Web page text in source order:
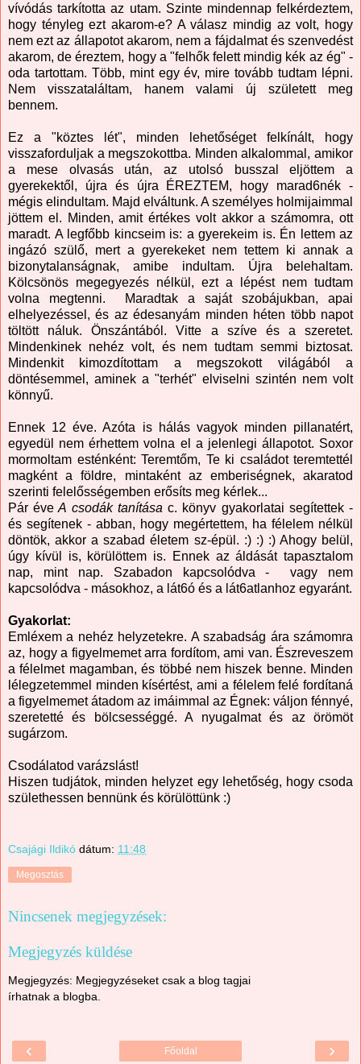
vívódás tarkította az utam. Szinte mindennap felkérdeztem,
hogy tényleg ezt akarom-e? A válasz mindig az volt, hogy
nem ezt az állapotot akarom, nem a fájdalmat és szenvedést
akarom, de éreztem, hogy a "felhők felett mindig kék az ég" -
oda tartottam. Több, mint egy év, mire tovább tudtam lépni.
Nem visszataláltam, hanem valami új született meg
bennem.
Ez a "köztes lét", minden lehetőséget felkínált, hogy
visszaforduljak a megszokottba. Minden alkalommal, amikor
a mese olvasás után, az utolsó busszal eljöttem a
gyerekektől, újra és újra ÉREZTEM, hogy marad6nék -
mégis elindultam. Majd elváltunk. A személyes holmijaimmal
jöttem el. Minden, amit értékes volt akkor a számomra, ott
maradt. A legfőbb kincseim is: a gyerekeim is. Én lettem az
ingázó szülő, mert a gyerekeket nem tettem ki annak a
bizonytalanságnak, amibe indultam. Újra belehaltam.
Kölcsönös megegyezés nélkül, ezt a lépést nem tudtam
volna megtenni. Maradtak a saját szobájukban, apai
elhelyezéssel, és az édesanyám minden héten több napot
töltött náluk. Önszántából. Vitte a szíve és a szeretet.
Mindenkinek nehéz volt, és nem tudtam semmi biztosat.
Mindenkit kimozdítottam a megszokott világából a
döntésemmel, aminek a "terhét" elviselni szintén nem volt
könnyű.
Ennek 12 éve. Azóta is hálás vagyok minden pillanatért,
egyedül nem érhettem volna el a jelenlegi állapotot. Soxor
mormoltam esténként: Teremtőm, Te ki családot teremtettél
magként a földre, mintaként az emberiségnek, akaratod
szerinti felelősségemben erősíts meg kérlek...
Pár éve A csodák tanítása c. könyv gyakorlatai segítettek -
és segítenek - abban, hogy megértettem, ha félelem nélkül
döntök, akkor a szabad életem sz-épül. :) :) :) Ahogy belül,
úgy kívül is, körülöttem is. Ennek az áldását tapasztalom
nap, mint nap. Szabadon kapcsolódva - vagy nem
kapcsolódva - másokhoz, a lát6ó és a lát6atlanhoz egyaránt.
Gyakorlat:
Emléxem a nehéz helyzetekre. A szabadság ára számomra
az, hogy a figyelmemet arra fordítom, ami van. Észreveszem
a félelmet magamban, és többé nem hiszek benne. Minden
lélegzetemmel minden kísértést, ami a félelem felé fordítaná
a figyelmemet átadom az imáimmal az Égnek: váljon fénnyé,
szeretetté és bölcsességgé. A nyugalmat és az örömöt
sugárzom.
Csodálatod varázslást!
Hiszen tudjátok, minden helyzet egy lehetőség, hogy csoda
születhessen bennünk és körülöttünk :)
Csajági Ildikó dátum: 11:48
Megosztás
Nincsenek megjegyzések:
Megjegyzés küldése
Megjegyzés: Megjegyzéseket csak a blog tagjai
írhatnak a blogba.
‹ ›
Főoldal